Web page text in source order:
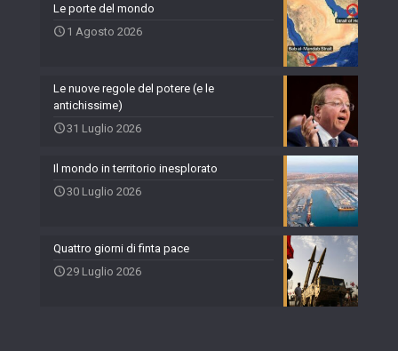
Le porte del mondo
1 Agosto 2026
Le nuove regole del potere (e le
antichissime)
31 Luglio 2026
Il mondo in territorio inesplorato
30 Luglio 2026
Quattro giorni di finta pace
29 Luglio 2026